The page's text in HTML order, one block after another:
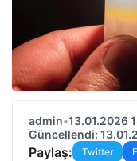
admin•13.01.2026
Güncellendi:
Paylaş: Twitter